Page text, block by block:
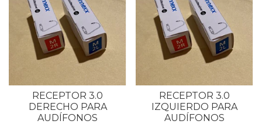
RECEPTOR 3.0
DERECHO PARA
AUDÍFONOS
RECEPTOR 3.0
IZQUIERDO PARA
AUDÍFONOS